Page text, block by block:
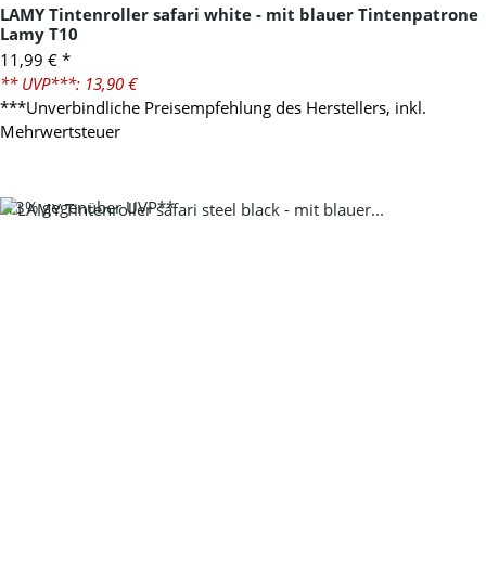
LAMY Tintenroller safari white - mit blauer Tintenpatrone
Lamy T10
11,99 € *
** UVP***: 13,90 €
***Unverbindliche Preisempfehlung des Herstellers, inkl.
Mehrwertsteuer
-13%gegenüber UVP**